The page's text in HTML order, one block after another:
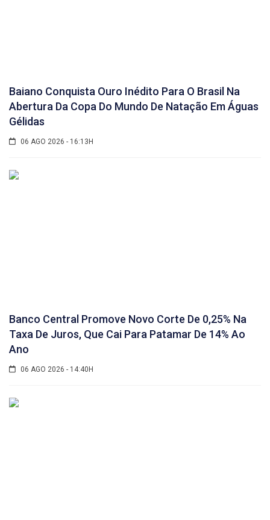
Baiano Conquista Ouro Inédito Para O Brasil Na
Abertura Da Copa Do Mundo De Natação Em Águas
Gélidas
06 AGO 2026 - 16:13H
Banco Central Promove Novo Corte De 0,25% Na
Taxa De Juros, Que Cai Para Patamar De 14% Ao
Ano
06 AGO 2026 - 14:40H